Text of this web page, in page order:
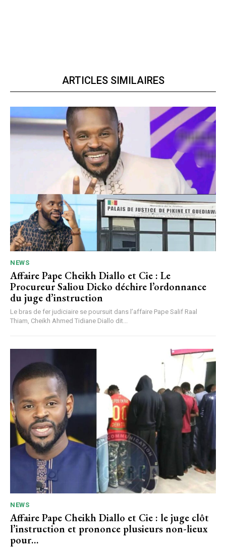
ARTICLES SIMILAIRES
NEWS
Affaire Pape Cheikh Diallo et Cie : Le
Procureur Saliou Dicko déchire l’ordonnance
du juge d’instruction
Le bras de fer judiciaire se poursuit dans l’affaire Pape Salif Raal
Thiam, Cheikh Ahmed Tidiane Diallo dit...
NEWS
Affaire Pape Cheikh Diallo et Cie : le juge clôt
l’instruction et prononce plusieurs non-lieux
pour…